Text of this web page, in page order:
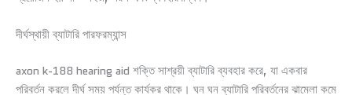
দীর্ঘস্থায়ী ব্যাটারি পারফরম্যান্স
axon k-188 hearing aid শক্তি সাশ্রয়ী ব্যাটারি ব্যবহার করে, যা একবার
পরিবর্তন করলে দীর্ঘ সময় পর্যন্ত কার্যকর থাকে। ঘন ঘন ব্যাটারি পরিবর্তনের ঝামেলা কমে